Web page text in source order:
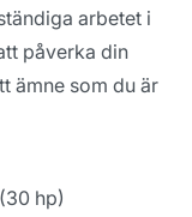
arbetet i
påverka din
ämne som du är
hp)